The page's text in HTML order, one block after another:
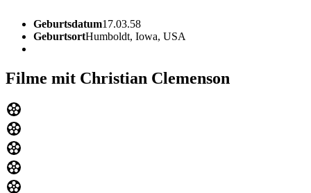
Geburtsdatum17.03.58
GeburtsortHumboldt, Iowa, USA
Filme mit Christian Clemenson